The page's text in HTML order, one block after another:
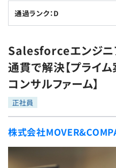
転職成功ガイド
転職エージェント
インタビュー
転職成功ガイド
新卒就活
求人検索
本選考
インターン
新卒エージェント
イベント・セミナー
学習
問題集
4択課題
プログラミング言語
ゲーム・マンガ
Tech Team Journal
paizaとは？
通過ランク：D
Salesforceエンジ
通貫で解決【プライ
コンサルファーム】
正社員
株式会社